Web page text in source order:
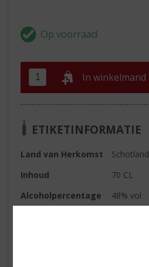
In winkelmand
ETIKETINFORMATIE
Land van Herkomst
Schotland
Inhoud
70 CL
Alcoholpercentage
48% vol